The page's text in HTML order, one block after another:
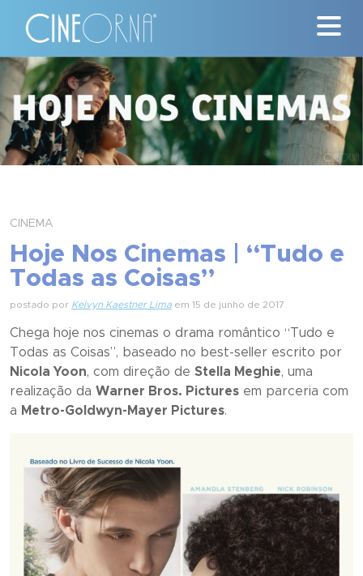
Críticas
News
#ClássicosCineOrna
Nossa História
Contato
CINEMA
Hoje Nos Cinemas | “Tudo e
Todas as Coisas”
postado por Kelvyn Kaestner Lima em 15 de junho de 2017
Chega hoje nos cinemas o drama romântico “ Tudo e
Todas as Coisas”, baseado no best-seller escrito por
Nicola Yoon, com direção de Stella Meghie, uma
realização da Warner Bros. Pictures em parceria com
a Metro-Goldwyn-Mayer Pictures.